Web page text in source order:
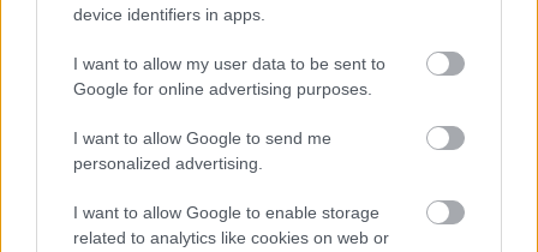
device identifiers in apps.
I want to allow my user data to be sent to
Google for online advertising purposes.
I want to allow Google to send me
personalized advertising.
I want to allow Google to enable storage
related to analytics like cookies on web or
SELENA GOMEZ MET-GÁLA DALILA VÖRÖS SZŐNYEG